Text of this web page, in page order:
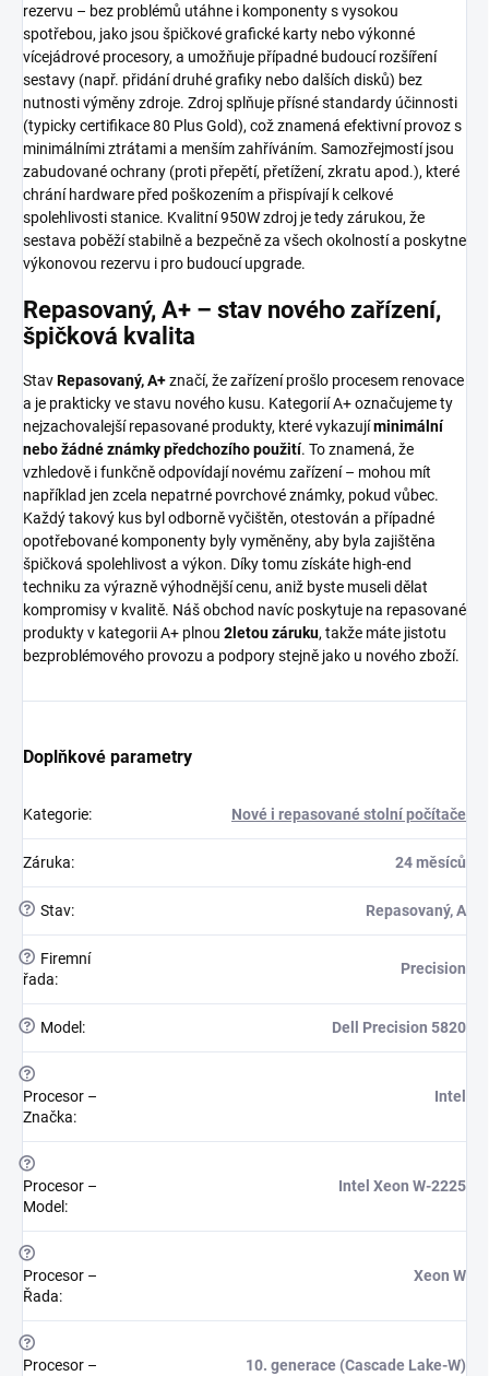
rezervu – bez problémů utáhne i komponenty s vysokou
spotřebou, jako jsou špičkové grafické karty nebo výkonné
vícejádrové procesory, a umožňuje případné budoucí rozšíření
sestavy (např. přidání druhé grafiky nebo dalších disků) bez
nutnosti výměny zdroje. Zdroj splňuje přísné standardy účinnosti
(typicky certifikace 80 Plus Gold), což znamená efektivní provoz s
minimálními ztrátami a menším zahříváním. Samozřejmostí jsou
zabudované ochrany (proti přepětí, přetížení, zkratu apod.), které
chrání hardware před poškozením a přispívají k celkové
spolehlivosti stanice. Kvalitní 950W zdroj je tedy zárukou, že
sestava poběží stabilně a bezpečně za všech okolností a poskytne
výkonovou rezervu i pro budoucí upgrade.
Repasovaný, A+ – stav nového zařízení,
špičková kvalita
StavRepasovaný, A+značí, že zařízení prošlo procesem renovace
a je prakticky ve stavu nového kusu. Kategorií A+ označujeme ty
nejzachovalejší repasované produkty, které vykazujíminimální
nebo žádné známky předchozího použití. To znamená, že
vzhledově i funkčně odpovídají novému zařízení – mohou mít
například jen zcela nepatrné povrchové známky, pokud vůbec.
Každý takový kus byl odborně vyčištěn, otestován a případné
opotřebované komponenty byly vyměněny, aby byla zajištěna
špičková spolehlivost a výkon. Díky tomu získáte high-end
techniku za výrazně výhodnější cenu, aniž byste museli dělat
kompromisy v kvalitě. Náš obchod navíc poskytuje na repasované
produkty v kategorii A+ plnou 2letou záruku, takže máte jistotu
bezproblémového provozu a podpory stejně jako u nového zboží.
Doplňkové parametry
Kategorie: Nové i repasované stolní počítače
Záruka: 24 měsíců
? Stav: Repasovaný, A
?
Firemní
řada:
Precision
? Model : Dell Precision 5820
?
Procesor –
Značka:
Intel
?
Procesor –
Model :
Intel Xeon W-2225
?
Procesor –
Řada:
Xeon W
?
Procesor –
10. generace (Cascade Lake-W)